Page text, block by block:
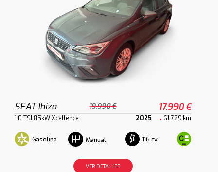
SEAT Ibiza 19.990 € 17.990 €
1.0 TSI 85kW Xcellence 2025 61.729 km
Gasolina Manual 116 cv
VER DETALLES